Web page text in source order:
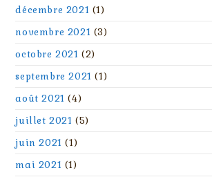
décembre 2021 (1)
novembre 2021 (3)
octobre 2021 (2)
septembre 2021 (1)
août 2021 (4)
juillet 2021 (5)
juin 2021 (1)
mai 2021 (1)